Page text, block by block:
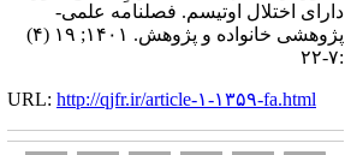
دارای اختلال اوتیسم. فصلنامه علمی-
پژوهشی خانواده و پژوهش. ۱۴۰۱; ۱۹ (۴)
:۷-۲۲
URL: http://qjfr.ir/article-۱-۱۳۵۹-fa.html